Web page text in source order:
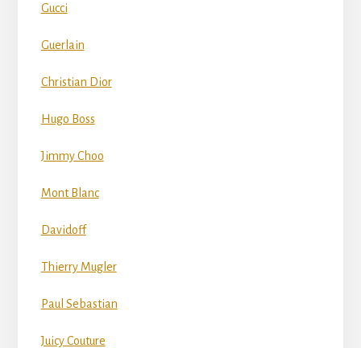
Gucci
Guerlain
Christian Dior
Hugo Boss
Jimmy Choo
Mont Blanc
Davidoff
Thierry Mugler
Paul Sebastian
Juicy Couture